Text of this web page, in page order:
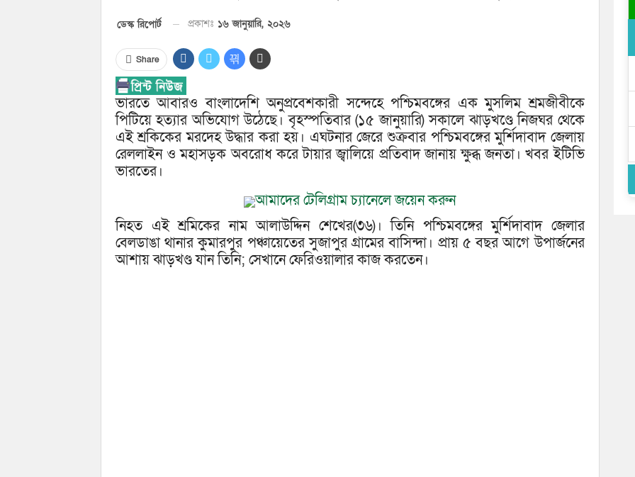
ডেস্ক রিপোর্ট প্রকাশঃ ১৬ জানুয়ারি, ২০২৬
Share
ভারতে আবারও বাংলাদেশি অনুপ্রবেশকারী সন্দেহে পশ্চিমবঙ্গের এক মুসলিম শ্রমজীবীকে
পিটিয়ে হত্যার অভিযোগ উঠেছে। বৃহস্পতিবার (১৫ জানুয়ারি) সকালে ঝাড়খণ্ডে নিজঘর থেকে
এই শ্রকিকের মরদেহ উদ্ধার করা হয়। এঘটনার জেরে শুক্রবার পশ্চিমবঙ্গের মুর্শিদাবাদ জেলায়
রেললাইন ও মহাসড়ক অবরোধ করে টায়ার জ্বালিয়ে প্রতিবাদ জানায় ক্ষুব্ধ জনতা। খবর ইটিভি
ভারতের।
আমাদের টেলিগ্রাম চ্যানেলে জয়েন করুন
নিহত এই শ্রমিকের নাম আলাউদ্দিন শেখের(৩৬)। তিনি পশ্চিমবঙ্গের মুর্শিদাবাদ জেলার
বেলডাঙা থানার কুমারপুর পঞ্চায়েতের সুজাপুর গ্রামের বাসিন্দা। প্রায় ৫ বছর আগে উপার্জনের
আশায় ঝাড়খণ্ড যান তিনি; সেখানে ফেরিওয়ালার কাজ করতেন।